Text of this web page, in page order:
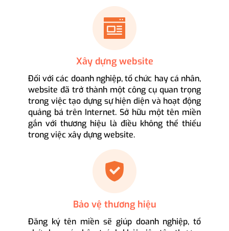
Xây dựng website
Đối với các doanh nghiệp, tổ chức hay cá nhân,
website đã trở thành một công cụ quan trọng
trong việc tạo dựng sự hiện diện và hoạt động
quảng bá trên Internet. Sở hữu một tên miền
gắn với thương hiệu là điều không thể thiếu
trong việc xây dựng website.
Bảo vệ thương hiệu
Đăng ký tên miền sẽ giúp doanh nghiệp, tổ